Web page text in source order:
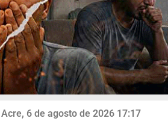
6 de agosto de 2026 17:17